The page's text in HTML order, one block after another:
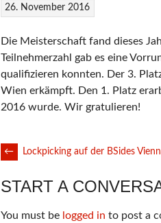
26. November 2016
Die Meisterschaft fand dieses
Teilnehmerzahl gab es eine
qualifizieren konnten. Der 3.
Wien erkämpft. Den 1. Platz
2016 wurde. Wir gratulieren!
POST
NAVIGATION
← Lockpicking auf der BSides
START A
You must be logged in to post a